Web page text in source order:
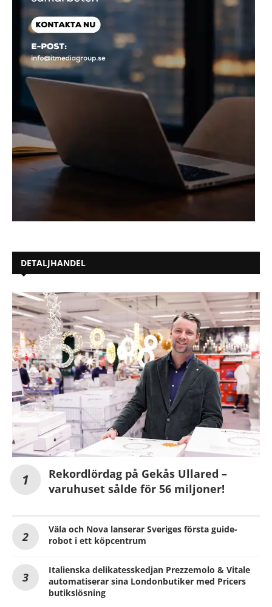
DETALJHANDEL
Rekordlördag på Gekås Ullared –
varuhuset sålde för 56 miljoner!
Väla och Nova lanserar Sveriges första guide-
robot i ett köpcentrum
Italienska delikatesskedjan Prezzemolo & Vitale
automatiserar sina Londonbutiker med Pricers
butikslösning